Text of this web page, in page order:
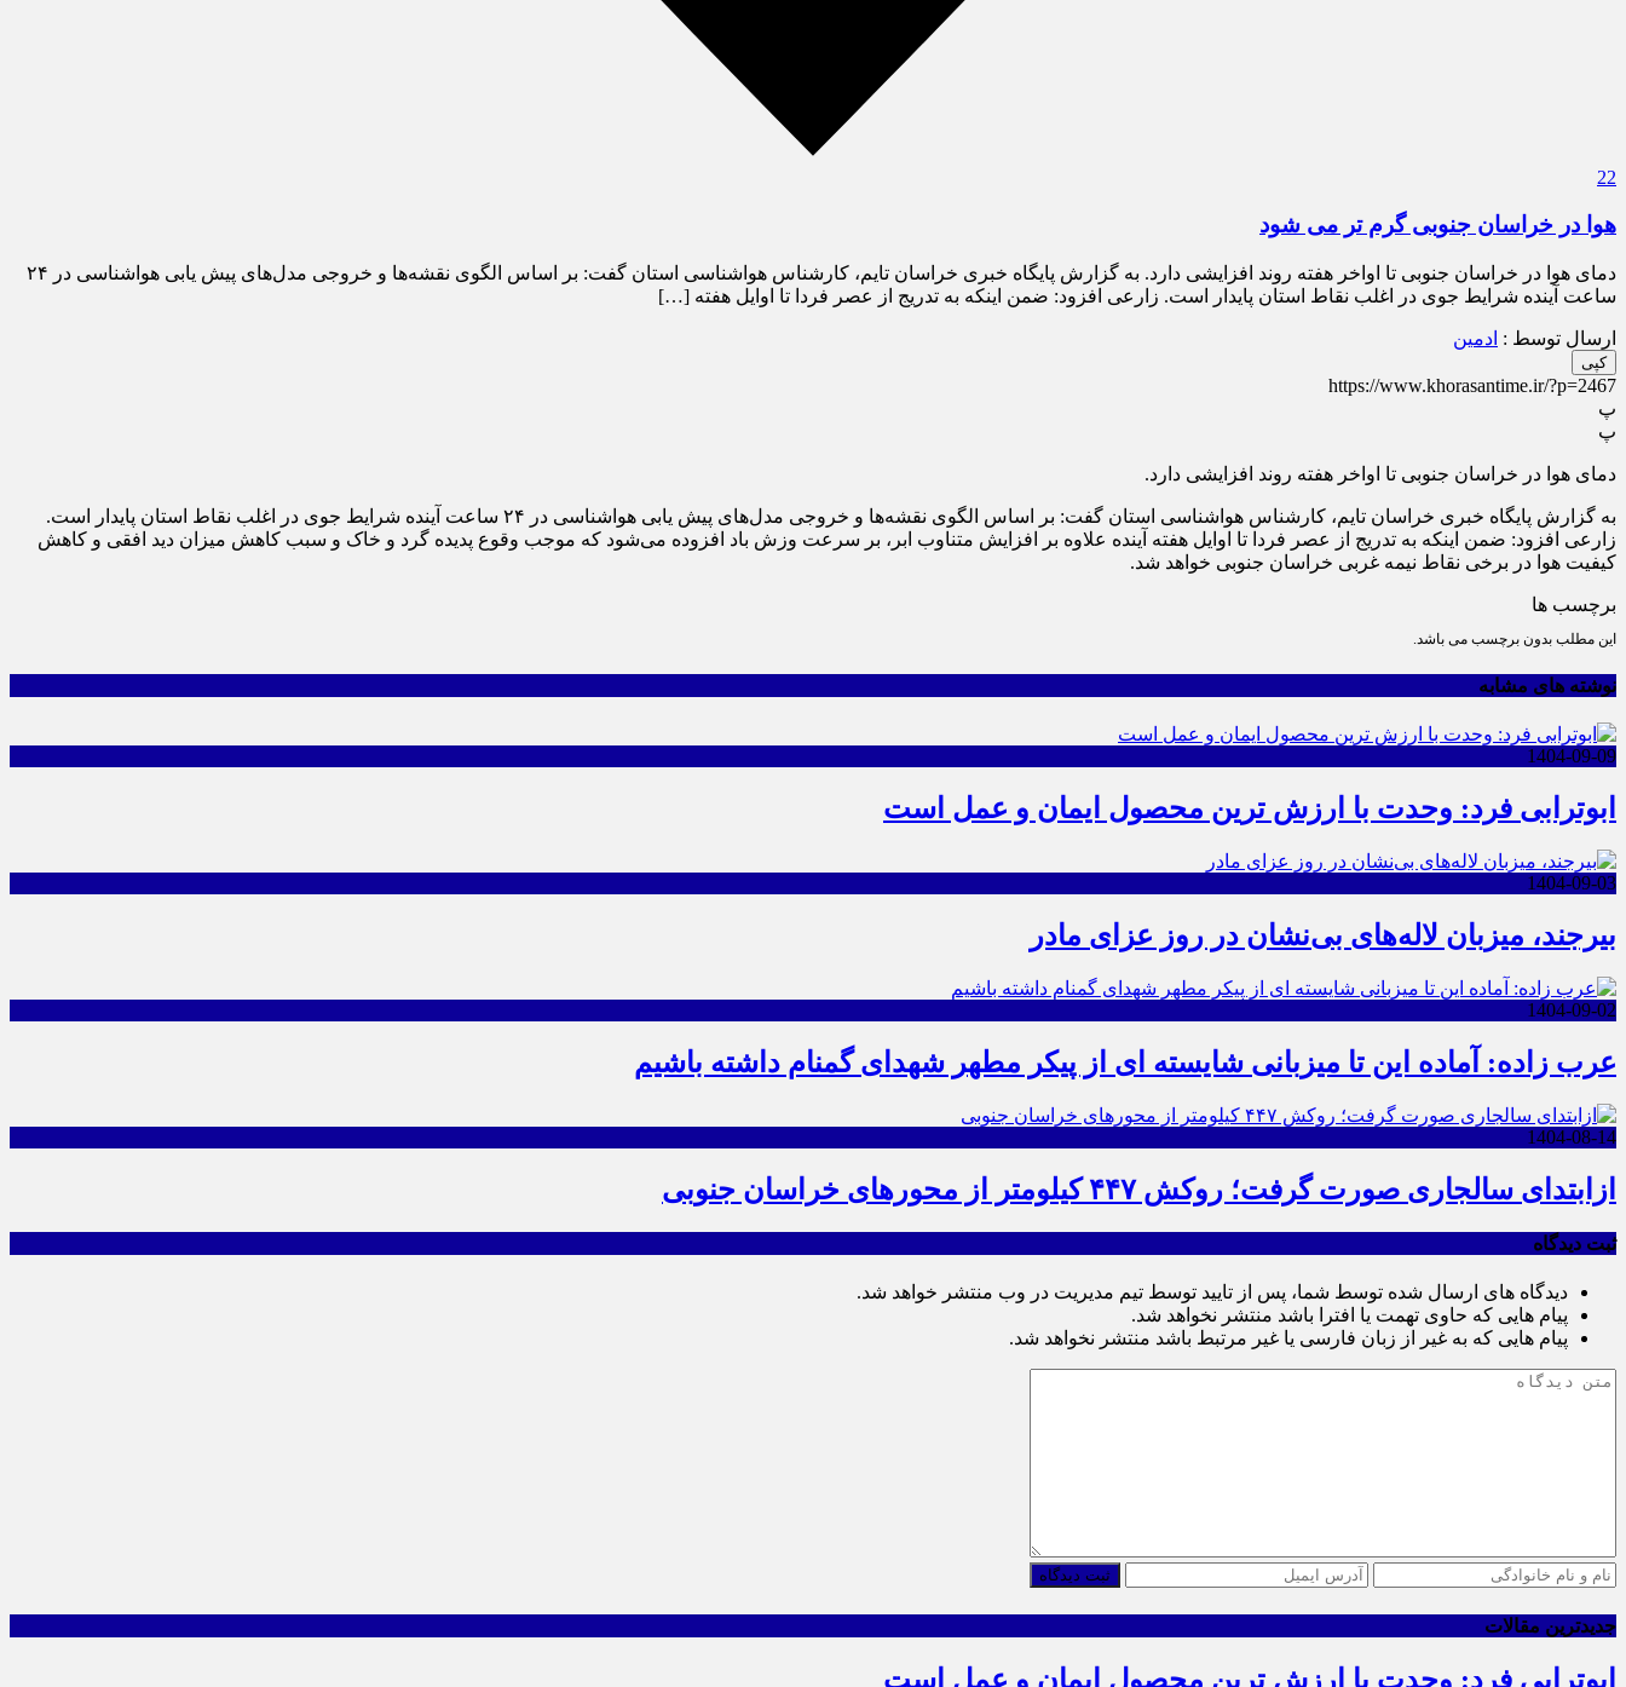
22
هوا در خراسان جنوبی گرم تر می شود
دمای هوا در خراسان جنوبی تا اواخر هفته روند افزایشی دارد. به گزارش پایگاه خبری خراسان تایم، کارشناس هواشناسی استان گفت: بر اساس الگوی نقشه‌ها و خروجی مدل‌های پیش یابی هواشناسی در ۲۴
ساعت آینده شرایط جوی در اغلب نقاط استان پایدار است. زارعی افزود: ضمن اینکه به تدریج از عصر فردا تا اوایل هفته […]
ارسال توسط : ادمین
کپی
https://www.khorasantime.ir/?p=2467
پ
پ
دمای هوا در خراسان جنوبی تا اواخر هفته روند افزایشی دارد.
به گزارش پایگاه خبری خراسان تایم، کارشناس هواشناسی استان گفت: بر اساس الگوی نقشه‌ها و خروجی مدل‌های پیش یابی هواشناسی در ۲۴ ساعت آینده شرایط جوی در اغلب نقاط استان پایدار است.
زارعی افزود: ضمن اینکه به تدریج از عصر فردا تا اوایل هفته آینده علاوه بر افزایش متناوب ابر، بر سرعت وزش باد افزوده می‌شود که موجب وقوع پدیده گرد و خاک و سبب کاهش میزان دید افقی و کاهش
کیفیت هوا در برخی نقاط نیمه غربی خراسان جنوبی خواهد شد.
برچسب ها
این مطلب بدون برچسب می باشد.
نوشته های مشابه
1404-09-09
ابوترابی فرد: وحدت با ارزش ترین محصول ایمان و عمل است
1404-09-03
بیرجند، میزبان لاله‌های بی‌نشان در روز عزای مادر
1404-09-02
عرب زاده: آماده این تا میزبانی شایسته ای از پیکر مطهر شهدای گمنام داشته باشیم
1404-08-14
ازابتدای سالجاری صورت گرفت؛ روکش ۴۴۷ کیلومتر از محورهای خراسان جنوبی
ثبت دیدگاه
دیدگاه های ارسال شده توسط شما، پس از تایید توسط تیم مدیریت در وب منتشر خواهد شد.
پیام هایی که حاوی تهمت یا افترا باشد منتشر نخواهد شد.
پیام هایی که به غیر از زبان فارسی یا غیر مرتبط باشد منتشر نخواهد شد.
ثبت دیدگاه
جدیدترین مقالات
ابوترابی فرد: وحدت با ارزش ترین محصول ایمان و عمل است